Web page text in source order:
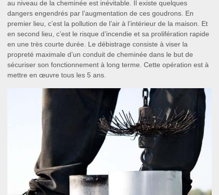
au niveau de la cheminée est inévitable. Il existe quelques
dangers engendrés par l’augmentation de ces goudrons. En
premier lieu, c’est la pollution de l’air à l’intérieur de la maison. Et
en second lieu, c’est le risque d’incendie et sa prolifération rapide
en une très courte durée. Le débistrage consiste à viser la
propreté maximale d’un conduit de cheminée dans le but de
sécuriser son fonctionnement à long terme. Cette opération est à
mettre en œuvre tous les 5 ans.